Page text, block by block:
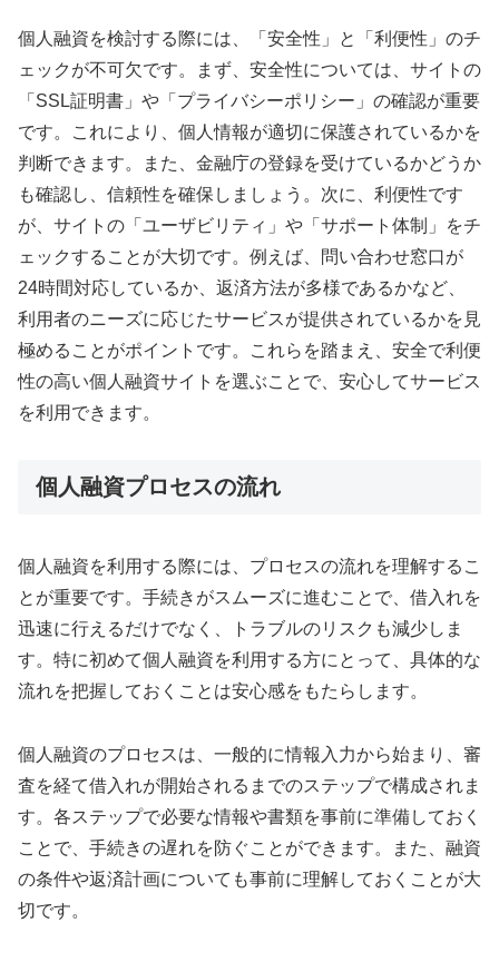
個人融資を検討する際には、「安全性」と「利便性」のチ
ェックが不可欠です。まず、安全性については、サイトの
「SSL証明書」や「プライバシーポリシー」の確認が重要
です。これにより、個人情報が適切に保護されているかを
判断できます。また、金融庁の登録を受けているかどうか
も確認し、信頼性を確保しましょう。次に、利便性です
が、サイトの「ユーザビリティ」や「サポート体制」をチ
ェックすることが大切です。例えば、問い合わせ窓口が
24時間対応しているか、返済方法が多様であるかなど、
利用者のニーズに応じたサービスが提供されているかを見
極めることがポイントです。これらを踏まえ、安全で利便
性の高い個人融資サイトを選ぶことで、安心してサービス
を利用できます。
個人融資プロセスの流れ
個人融資を利用する際には、プロセスの流れを理解するこ
とが重要です。手続きがスムーズに進むことで、借入れを
迅速に行えるだけでなく、トラブルのリスクも減少しま
す。特に初めて個人融資を利用する方にとって、具体的な
流れを把握しておくことは安心感をもたらします。
個人融資のプロセスは、一般的に情報入力から始まり、審
査を経て借入れが開始されるまでのステップで構成されま
す。各ステップで必要な情報や書類を事前に準備しておく
ことで、手続きの遅れを防ぐことができます。また、融資
の条件や返済計画についても事前に理解しておくことが大
切です。